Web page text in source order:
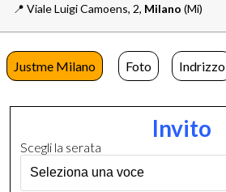
📍️ Viale Luigi Camoens, 2, Milano (Mi)
Justme Milano Foto Indrizzo
Invito
Scegli la serata